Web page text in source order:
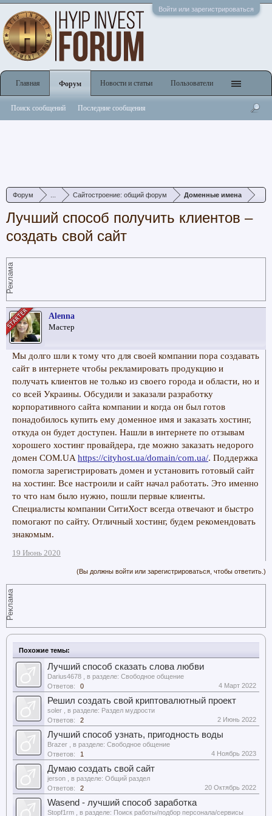
Войти или зарегистрироваться
Форум Сайтостроение: общий форум Доменные имена
Лучший способ получить клиентов –
создать свой сайт
Реклама
Alenna
Мастер
Мы долго шли к тому что для своей компании пора создавать
сайт в интернете чтобы рекламировать продукцию и
получать клиентов не только из своего города и области, но и
со всей Украины. Обсудили и заказали разработку
корпоративного сайта компании и когда он был готов
понадобилось купить ему доменное имя и заказать хостинг,
откуда он будет доступен. Нашли в интернете по отзывам
хорошего хостинг провайдера, где можно заказать недорого
домен COM.UA https://cityhost.ua/domain/com.ua/. Поддержка
помогла зарегистрировать домен и установить готовый сайт
на хостинг. Все настроили и сайт начал работать. Это именно
то что нам было нужно, пошли первые клиенты.
Специалисты компании СитиХост всегда отвечают и быстро
помогают по сайту. Отличный хостинг, будем рекомендовать
знакомым.
19 Июнь 2020
(Вы должны войти или зарегистрироваться, чтобы ответить.)
Реклама
Похожие темы:
Лучший способ сказать слова любви
Darius4678 , в разделе: Свободное общение
Ответов:
0 4 Март 2022
Решил создать свой криптовалютный проект
soler , в разделе: Раздел мудрости
Ответов:
2 2 Июнь 2022
Лучший способ узнать, пригодность воды
Brazer , в разделе: Свободное общение
Ответов:
1 4 Ноябрь 2023
Думаю создать свой сайт
jerson , в разделе: Общий раздел
Ответов:
2 20 Октябрь 2022
Wasend - лучший способ заработка
Stopf1rm , в разделе: Поиск работы/подбор персонала/сервисы
Главная Форум
Поиск сообщений Последние сообщения
Новости и статьи Пользователи